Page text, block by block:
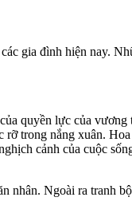
gia đình hiện nay.
quyền lực của
trong nắng xuân.
cảnh của cuộc
nhân. Ngoài ra tranh